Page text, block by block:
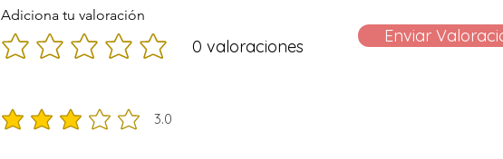
Adiciona tu valoración
0 valoraciones
3.0
la calificación promedio es 3 de 5
Enviar